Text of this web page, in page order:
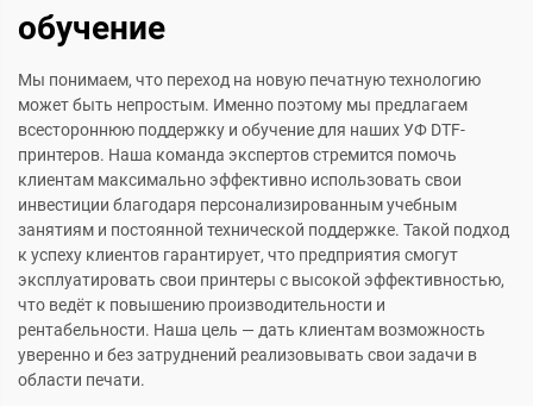
обучение
Мы понимаем, что переход на новую печатную технологию
может быть непростым. Именно поэтому мы предлагаем
всестороннюю поддержку и обучение для наших УФ DTF-
принтеров. Наша команда экспертов стремится помочь
клиентам максимально эффективно использовать свои
инвестиции благодаря персонализированным учебным
занятиям и постоянной технической поддержке. Такой подход
к успеху клиентов гарантирует, что предприятия смогут
эксплуатировать свои принтеры с высокой эффективностью,
что ведёт к повышению производительности и
рентабельности. Наша цель — дать клиентам возможность
уверенно и без затруднений реализовывать свои задачи в
области печати.